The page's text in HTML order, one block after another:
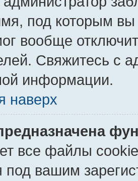
под которым вы
вообще
Свяжитесь с
информации.
наверх
все файлы
под вашим